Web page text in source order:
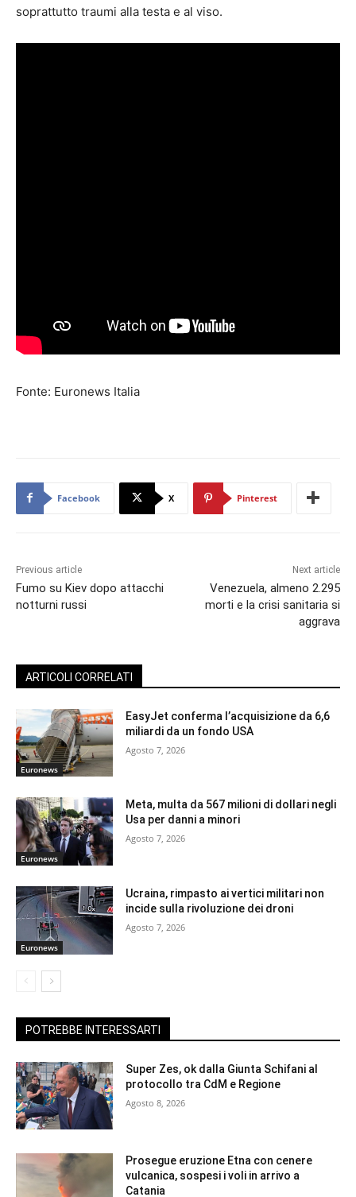
soprattutto traumi alla testa e al viso.
Fonte: Euronews Italia
Facebook X Pinterest
Previous article
Fumo su Kiev dopo attacchi
notturni russi
Next article
Venezuela, almeno 2.295
morti e la crisi sanitaria si
aggrava
ARTICOLI CORRELATI
Euronews
EasyJet conferma l’acquisizione da 6,6
miliardi da un fondo USA
Agosto 7, 2026
Euronews
Meta, multa da 567 milioni di dollari negli
Usa per danni a minori
Agosto 7, 2026
Euronews
Ucraina, rimpasto ai vertici militari non
incide sulla rivoluzione dei droni
Agosto 7, 2026
POTREBBE INTERESSARTI
Super Zes, ok dalla Giunta Schifani al
protocollo tra CdM e Regione
Agosto 8, 2026
Prosegue eruzione Etna con cenere
vulcanica, sospesi i voli in arrivo a
Catania